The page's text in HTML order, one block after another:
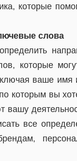
которые
слова
которые
ваше
которым вы
все